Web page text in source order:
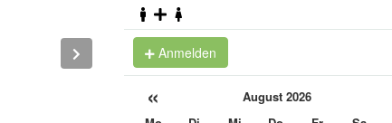
Anmelden
« August 2026